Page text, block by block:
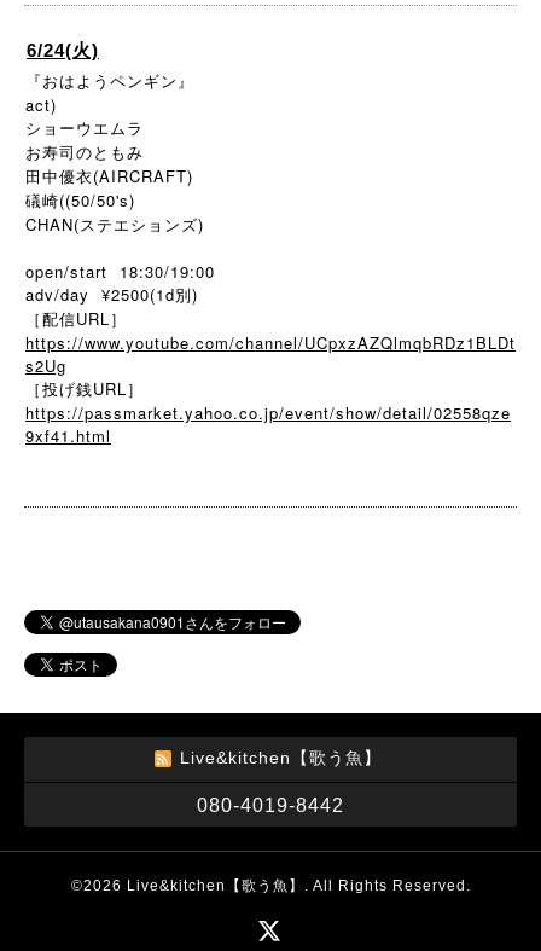
6/24(火)
『おはようペンギン』
act)
ショーウエムラ
お寿司のともみ
田中優衣(AIRCRAFT)
礒崎((50/50's)
CHAN(ステエションズ)
open/start 18:30/19:00
adv/day ¥2500(1d別)
［配信URL］
https://www.youtube.com/channel/UCpxzAZQlmqbRDz1BLDt
s2Ug
［投げ銭URL］
https://passmarket.yahoo.co.jp/event/show/detail/02558qze
9xf41.html
Live&kitchen【歌う魚】
080-4019-8442
©2026 Live&kitchen【歌う魚】 . All Rights Reserved.